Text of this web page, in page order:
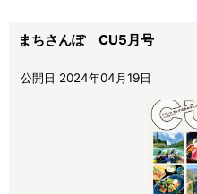
まちさんぽ CU5月号
公開日 2024年04月19日